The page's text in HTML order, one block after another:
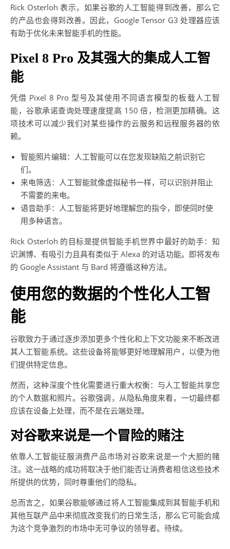
Rick Osterloh 表示，如果谷歌的人工智能得到改善，那么它
的产品也会得到改善。因此，Google Tensor G3 处理器应该
有助于优化未来智能手机的性能。
Pixel 8 Pro 及其强大的集成人工智
能
凭借 Pixel 8 Pro 型号及其使用不同语言模型的板载人工智
能，谷歌承诺查询处理速度提高 150 倍，检测更加精确。这
项技术可以减少我们对某些操作的云服务和远程服务器的依
赖。
智能照片编辑：人工智能可以在您发现缺陷之前识别它
们。
来电筛选：人工智能就像虚拟秘书一样，可以识别并阻止
不需要的来电。
语音助手：人工智能将更好地理解您的指令，即使同时使
用多种语言。
Rick Osterloh 的目标是提供智能手机世界中最好的助手：知
识渊博、有吸引力且具有类似于 Alexa 的对话功能。即将发布
的 Google Assistant 与 Bard 将遵循这种方法。
使用您的数据的个性化人工智
能
谷歌致力于通过逐步添加更多个性化和上下文功能来不断改进
其人工智能系统。这些设备将能够更好地理解用户，以便为他
们提供特定信息。
然而，这种深度个性化需要进行重大权衡：与人工智能共享您
的个人数据和照片。谷歌强调，从隐私角度来看，一切最终都
应该在设备上处理，而不是在云端处理。
对谷歌来说是一个冒险的赌注
依靠人工智能征服消费产品市场对谷歌来说是一个大胆的赌
注。这一战略的成功将取决于他们能否让消费者相信这些技术
所提供的优势，同时尊重他们的隐私。
总而言之，如果谷歌能够通过将人工智能集成到其智能手机和
其他互联产品中来彻底改变我们的日常生活，那么它可能会成
为这个竞争激烈的市场中无可争议的领导者。待续。